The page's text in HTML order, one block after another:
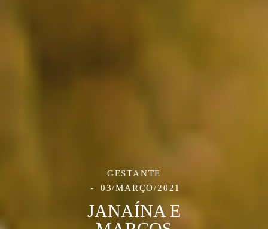
GESTANTE
03/MARÇO/2021
JANAÍNA E